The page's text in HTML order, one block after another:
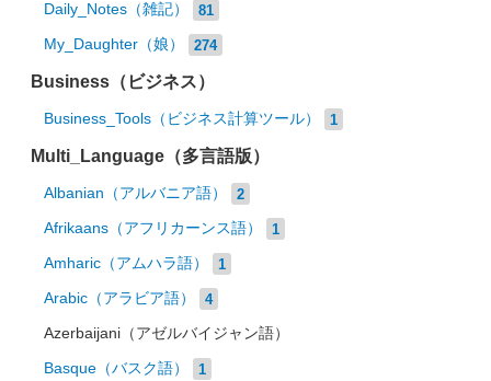
Daily_Notes（雑記） 81
My_Daughter（娘） 274
Business（ビジネス）
Business_Tools（ビジネス計算ツール） 1
Multi_Language（多言語版）
Albanian（アルバニア語） 2
Afrikaans（アフリカーンス語） 1
Amharic（アムハラ語） 1
Arabic（アラビア語） 4
Azerbaijani（アゼルバイジャン語）
Basque（バスク語） 1